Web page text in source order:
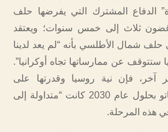
الدفاع المشترك التي يفرضها حلف
ثلاث إلى خمس سنوات؛ ويعتقد
شمال الأطلسي بأنه “لم يعد لدينا
ستتوقف عن ممارساتها تجاه أوكرانيا”.
آخر، فإن نية روسيا وقدرتها على
مهاجمة إحدى دول الناتو بحلول عام 2030 كانت “متداولة إلى
هذه المرحلة.